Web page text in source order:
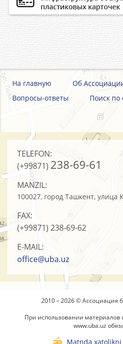
На главную Об
Вопросы-ответы
Поиск по
TELEFON:
(+99871) 238-69-61
MANZIL:
100027, город Ташкент, улица
FAX:
(+99871) 238-69-62
E-MAIL:
office@uba.uz
2010 – 2026 © Ассоциация
При использовании материалов
www.uba.uz
Matnda